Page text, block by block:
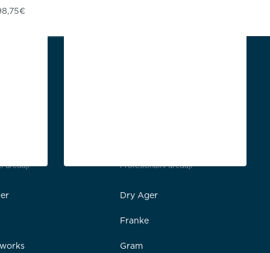
€
uređaji Profesionalni uređaji
Dry Ager
Franke
Gram